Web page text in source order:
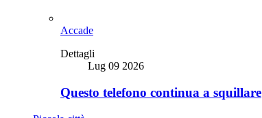
Accade
Dettagli
Lug 09 2026
Questo telefono continua a squillare